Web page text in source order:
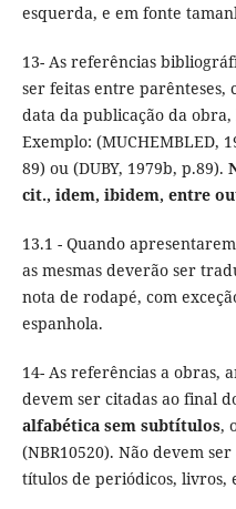
esquerda, e em fonte
13- As referências
ser feitas entre parênteses,
data da publicação da
Exemplo: (MUCHEMBLED,
89) ou (DUBY, 1979b, p.89).
cit., idem, ibidem, entre
13.1 - Quando
as mesmas deverão ser
nota de rodapé, com
espanhola.
14- As referências a obras,
devem ser citadas ao final
alfabética sem subtítulos,
(NBR10520). Não devem
títulos de periódicos, livros,